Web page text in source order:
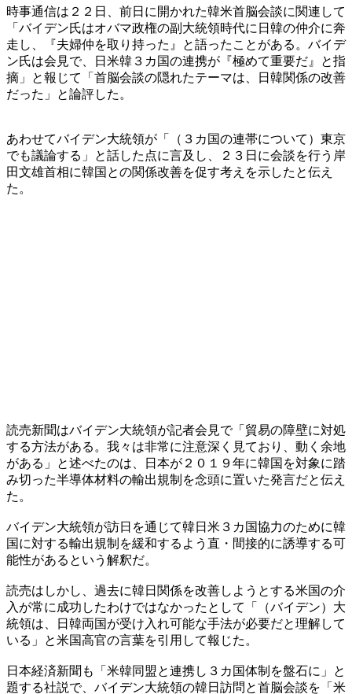
時事通信は２２日、前日に開かれた韓米首脳会談に関連して
「バイデン氏はオバマ政権の副大統領時代に日韓の仲介に奔
走し、『夫婦仲を取り持った』と語ったことがある。バイデ
ン氏は会見で、日米韓３カ国の連携が『極めて重要だ』と指
摘」と報じて「首脳会談の隠れたテーマは、日韓関係の改善
だった」と論評した。
あわせてバイデン大統領が「（３カ国の連帯について）東京
でも議論する」と話した点に言及し、２３日に会談を行う岸
田文雄首相に韓国との関係改善を促す考えを示したと伝え
た。
読売新聞はバイデン大統領が記者会見で「貿易の障壁に対処
する方法がある。我々は非常に注意深く見ており、動く余地
がある」と述べたのは、日本が２０１９年に韓国を対象に踏
み切った半導体材料の輸出規制を念頭に置いた発言だと伝え
た。
バイデン大統領が訪日を通じて韓日米３カ国協力のために韓
国に対する輸出規制を緩和するよう直・間接的に誘導する可
能性があるという解釈だ。
読売はしかし、過去に韓日関係を改善しようとする米国の介
入が常に成功したわけではなかったとして「（バイデン）大
統領は、日韓両国が受け入れ可能な手法が必要だと理解して
いる」と米国高官の言葉を引用して報じた。
日本経済新聞も「米韓同盟と連携し３カ国体制を盤石に」と
題する社説で、バイデン大統領の韓日訪問と首脳会談を「米